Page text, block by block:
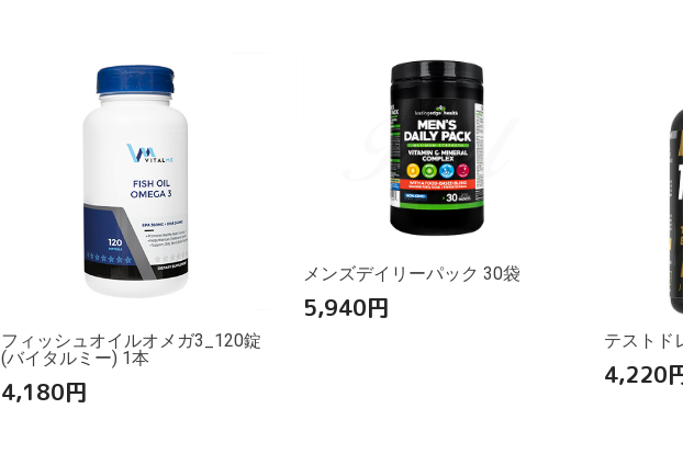
フィッシュオイルオメガ3_120錠
(バイタルミー) 1本
4,180円
メンズデイリーパック 30袋
5,940円
テストド
4,220